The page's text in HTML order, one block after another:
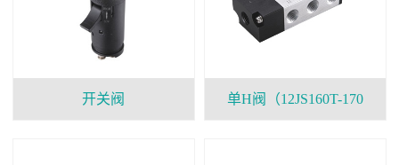
开关阀 单H阀（12JS160T-170